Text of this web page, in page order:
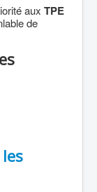
aux TPE
de